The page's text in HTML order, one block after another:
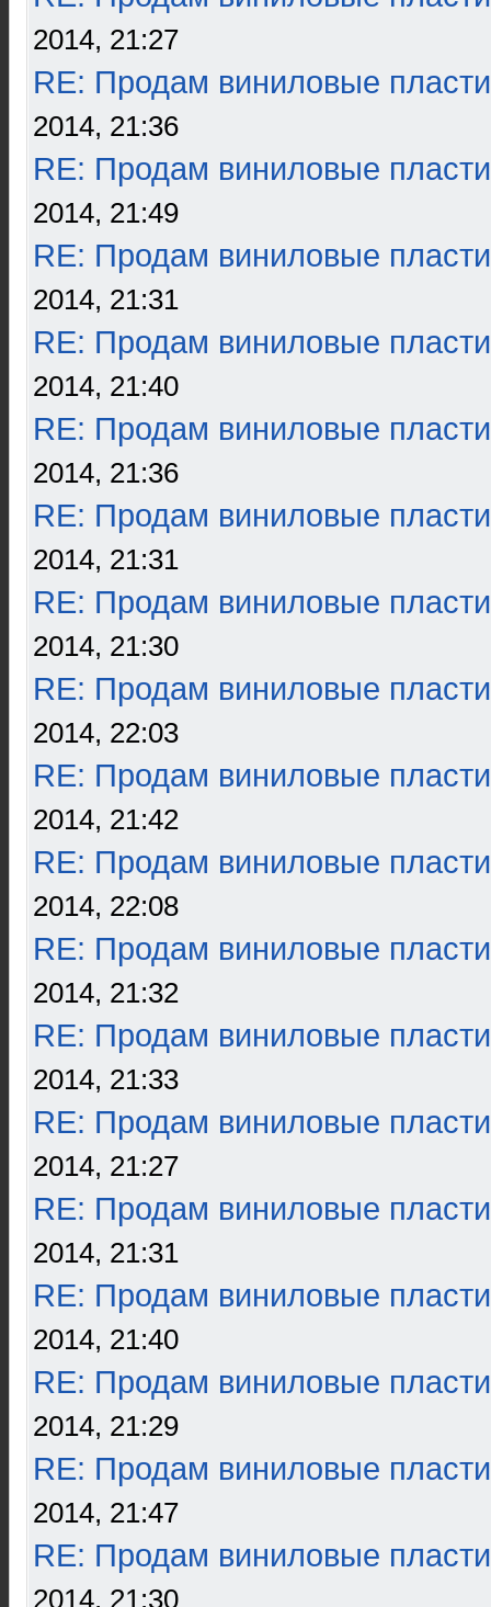
2014, 21:27
RE: Продам виниловые
2014, 21:36
RE: Продам виниловые
2014, 21:49
RE: Продам виниловые
2014, 21:31
RE: Продам виниловые
2014, 21:40
RE: Продам виниловые
2014, 21:36
RE: Продам виниловые
2014, 21:31
RE: Продам виниловые
2014, 21:30
RE: Продам виниловые
2014, 22:03
RE: Продам виниловые
2014, 21:42
RE: Продам виниловые
2014, 22:08
RE: Продам виниловые
2014, 21:32
RE: Продам виниловые
2014, 21:33
RE: Продам виниловые
2014, 21:27
RE: Продам виниловые
2014, 21:31
RE: Продам виниловые
2014, 21:40
RE: Продам виниловые
2014, 21:29
RE: Продам виниловые
2014, 21:47
RE: Продам виниловые
2014, 21:30